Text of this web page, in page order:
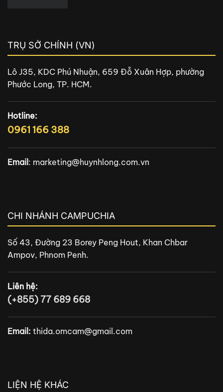
TRỤ SỞ CHÍNH (VN)
Lô J35, KDC Phú Nhuận, 659 Đỗ Xuân Hợp, phường
Phước Long, TP. HCM.
Hotline:
0961 166 388
Email: marketing@huynhlong.com.vn
CHI NHÁNH CAMPUCHIA
Số 43, Đường 23 Borey Peng Hout, Khan Chbar
Ampov, Phnom Penh.
Liên hệ:
(+855) 77 689 668
Email: thida.omcam@gmail.com
LIỆN HỆ KHÁC